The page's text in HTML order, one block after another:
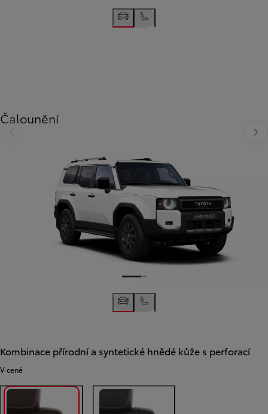
Čalounění
Předchozí Další
Kombinace přírodní a syntetické hnědé kůže s perforací
V ceně